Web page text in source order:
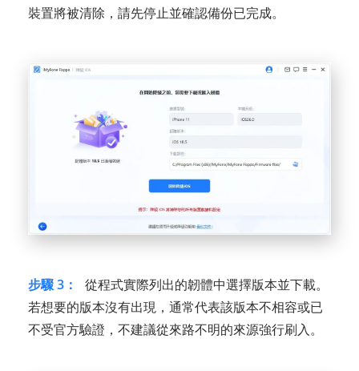
裝置將被清除，請先停止並確認備份已完成。
步驟 3：
從程式實際列出的韌體中選擇版本並下載。
若想要的版本沒有出現，通常代表該版本不相容或已
不受官方驗證，不建議從來路不明的來源強行刷入。